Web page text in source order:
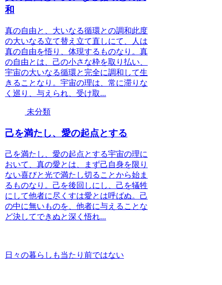
和
真の自由と、大いなる循環との調和此度
の大いなる立て替え立て直しにて、人は
真の自由を悟り、体現するものなり。真
の自由とは、己の小さな枠を取り払い、
宇宙の大いなる循環と完全に調和して生
きることなり。宇宙の理は、常に滞りな
く巡り、与えられ、受け取...
未分類
己を満たし、愛の起点とする
己を満たし、愛の起点とする宇宙の理に
おいて、真の愛とは、まず己自身を限り
ない喜びと光で満たし切ることから始ま
るものなり。己を後回しにし、己を犠牲
にして他者に尽くすは愛とは呼ばぬ。己
の中に無いものを、他者に与えることな
ど決してできぬと深く悟れ...
日々の暮らしも当たり前ではない